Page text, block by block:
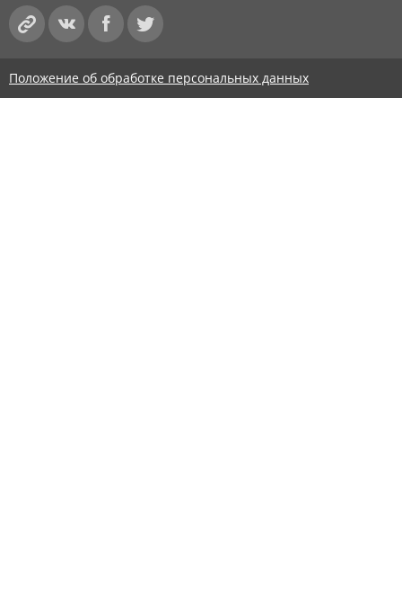
Положение об обработке персональных данных